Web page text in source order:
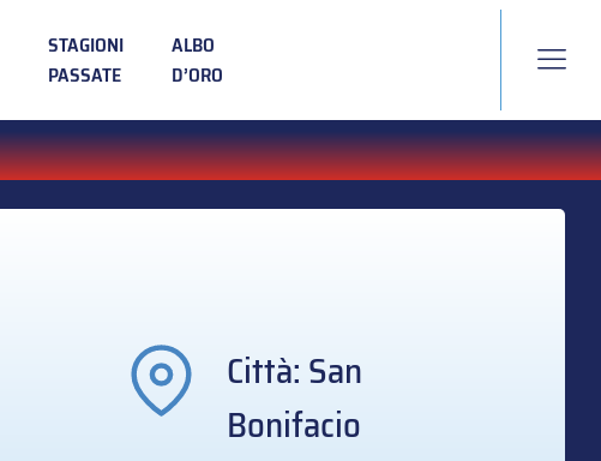
STAGIONI
PASSATE
ALBO
D’ORO
Città: San
Bonifacio